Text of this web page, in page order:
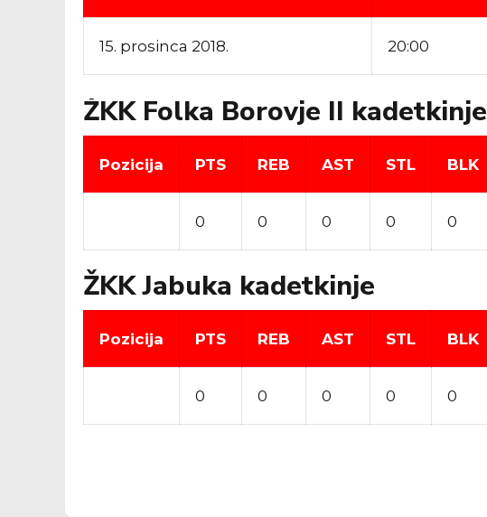
15. prosinca 2018. 20:00
ŽKK Folka Borovje II kadetkinje
Pozicija PTS REB AST STL BLK
0 0 0 0 0
ŽKK Jabuka kadetkinje
Pozicija PTS REB AST STL BLK
0 0 0 0 0